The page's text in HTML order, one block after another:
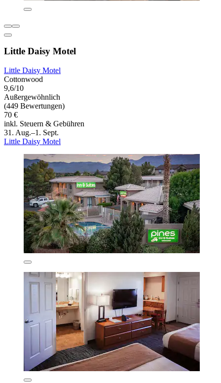
Little Daisy Motel
Little Daisy Motel
Cottonwood
9,6/10
Außergewöhnlich
(449 Bewertungen)
70 €
inkl. Steuern & Gebühren
31. Aug.–1. Sept.
Little Daisy Motel